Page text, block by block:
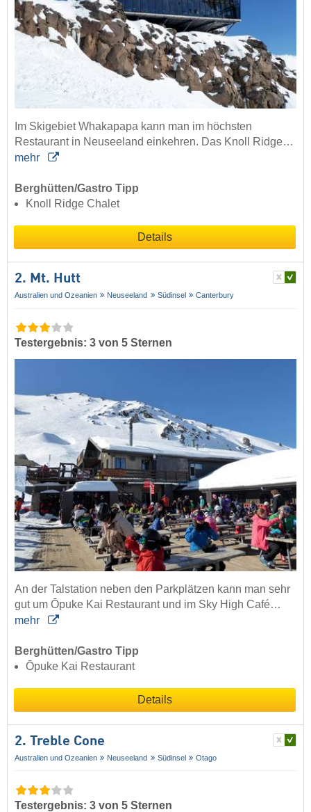
Im Skigebiet Whakapapa kann man im höchsten
Restaurant in Neuseeland einkehren. Das Knoll Ridge…
mehr
Berghütten/Gastro Tipp
Knoll Ridge Chalet
Details
2. Mt. Hutt
Australien und Ozeanien Neuseeland Südinsel Canterbury
Testergebnis: 3 von 5 Sternen
An der Talstation neben den Parkplätzen kann man sehr
gut um Ōpuke Kai Restaurant und im Sky High Café…
mehr
Berghütten/Gastro Tipp
Ōpuke Kai Restaurant
Details
2. Treble Cone
Australien und Ozeanien Neuseeland Südinsel Otago
Testergebnis: 3 von 5 Sternen